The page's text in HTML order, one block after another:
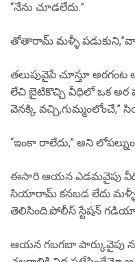
“నేను చూడలేదు.”
తోతారామ్ మళ్ళీ
తలుపువైపే చూస్తూ
లేచి బైటికొచ్చి వీధిలో ఒక అర
వెనక్కి
“ఇంకా రాలేదు,” అని
ఈసారి ఆయన ఎడమవైపు
సియారామ్ కనబడ లేదు.మళ్ళీ
తెలిసింది.పోలీస్ స్టేషన్
ఆయన గబగబా పార్కువైపు